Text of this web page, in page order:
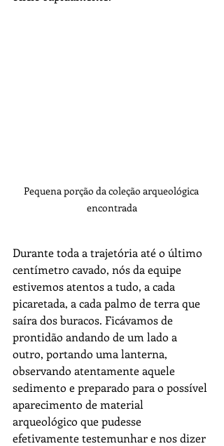
Pequena porção da coleção arqueológica
encontrada
Durante toda a trajetória até o último
centímetro cavado, nós da equipe
estivemos atentos a tudo, a cada
picaretada, a cada palmo de terra que
saíra dos buracos. Ficávamos de
prontidão andando de um lado a
outro, portando uma lanterna,
observando atentamente aquele
sedimento e preparado para o possível
aparecimento de material
arqueológico que pudesse
efetivamente testemunhar e nos dizer